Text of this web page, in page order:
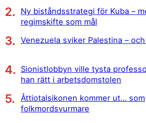
Ny biståndsstrategi för Kuba –
regimskifte som mål
Venezuela sviker Palestina – och
Sionistlobbyn ville tysta
han rätt i arbetsdomstolen
Åttiotalsikonen kommer ut… som
folkmordsvurmare